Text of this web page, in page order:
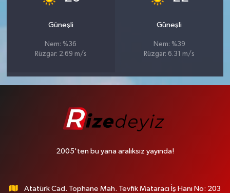
Güneşli
Nem: %36
Rüzgar: 2.69 m/s
Güneşli
Nem: %39
Rüzgar: 6.31 m/s
2005'ten bu yana aralıksız yayında!
Atatürk Cad. Tophane Mah. Tevfik Mataracı İş Hanı No: 203